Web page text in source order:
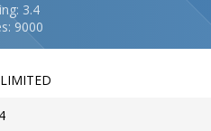
3.4
9000